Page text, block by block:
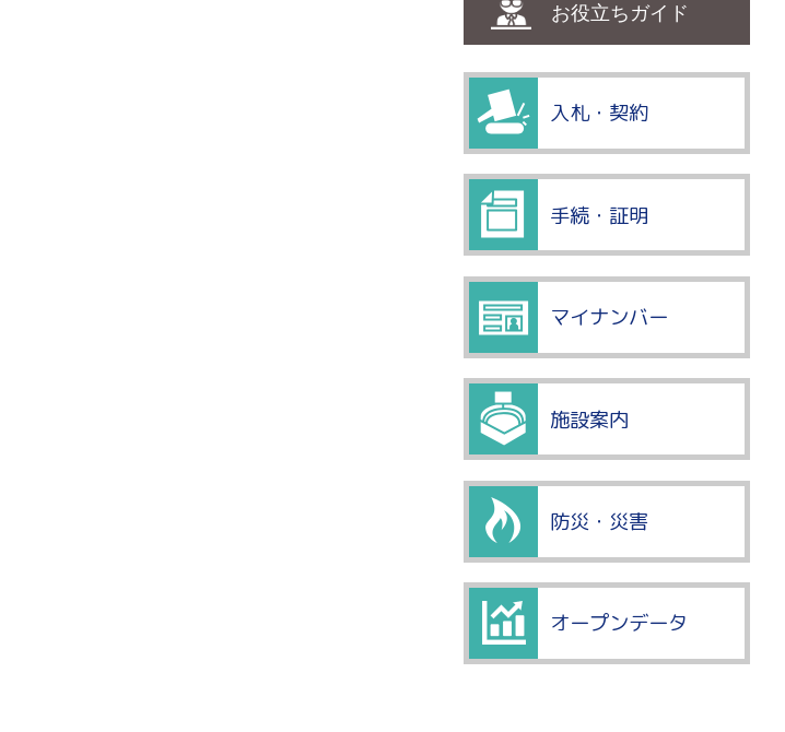
お役立ちガイド
入札・契約
手続・証明
マイナンバー
施設案内
防災・災害
オープンデータ